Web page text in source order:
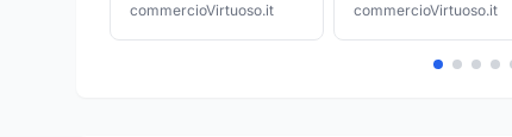
commercioVirtuoso.it commercioVirtuoso.it